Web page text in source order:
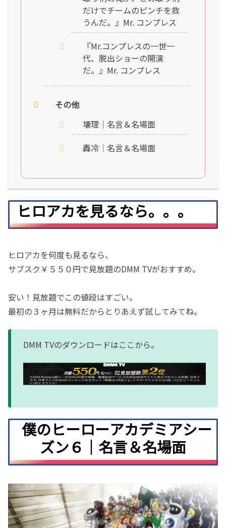
だけでチームのピンチを救
うんだ。』Mr. コンプレス
『Mr.コンプレスの一世一
代、脱出ショーの開演
だ。』Mr. コンプレス
その他
壊理｜名言＆名場面
轟冷｜名言＆名場面
ヒロアカを見るなら。。。
ヒロアカを何度も見るなら、
サブスク￥５５０円で見放題のDMM TVがおすすめ。
安い！見放題でこの値段はすごい。
最初の３ヶ月は無料だからとりあえず試してみてね。
DMM TVのダウンロードはここから。
僕のヒーローアカデミアシー
ズン６｜名言＆名場面